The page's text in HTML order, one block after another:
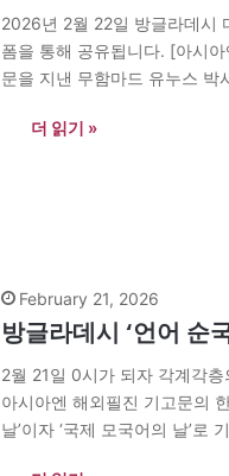
2026년 2월 22일 방글라데시
폼을 통해 공유됩니다. [아시
문을 지낸 무함마드 유누스
더 읽기 »
February 21, 2026
방글라데시 ‘언어 순
2월 21일 0시가 되자 각계각
아시아엔 해외필진 기고문의
날’이자 ‘국제 모국어의 날’